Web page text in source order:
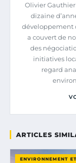
Olivier
dizaine
développement
a couvert de
des
initiatives
regard
ARTICLES
ENVIRONNEMENT